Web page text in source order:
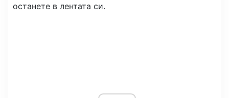
останете в лентата си.